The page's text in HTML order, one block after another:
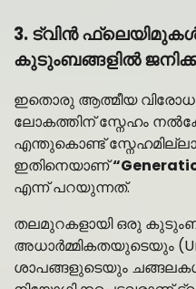
3. ട്വിൻ
കുടുംബങ്ങളിൽ
ഇതൊരു ആത്മീയ
ലോകത്തിന് സ്നേഹം
എന്തുകൊണ്ട്
ഇതിനെയാണ്
എന്ന് പറയുന്നത്.
തലമുറകളായി ഒരു
അധാർമ്മികതയുടെയും
ശാപങ്ങളുടെയും ചങ്ങലകൾ